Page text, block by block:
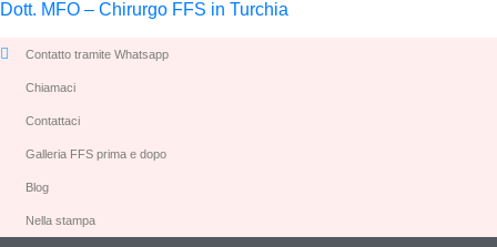
Dott. MFO – Chirurgo FFS in Turchia
Contatto tramite Whatsapp
Chiamaci
Contattaci
Galleria FFS prima e dopo
Blog
Nella stampa